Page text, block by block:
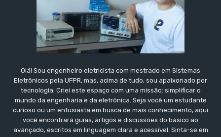
Olá! Sou engenheiro eletricista com mestrado em Sistemas
Eletrônicos pela UFPR, mas, acima de tudo, sou apaixonado por
tecnologia. Criei este espaço com uma missão: simplificar o
mundo da engenharia e da eletrônica. Seja você um estudante
curioso ou um entusiasta em busca de mais conhecimento, aqui
você encontrará guias, artigos e discussões do básico ao
avançado, escritos em linguagem clara e acessível. Sinta-se em